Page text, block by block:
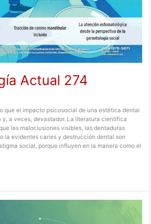
Actual 274
que el impacto psicosocial de una estética dental
a veces, devastador. La literatura científica
las maloclusiones visibles, las dentaduras
la evidentes caries y destrucción dental son
social, porque influyen en la manera como el